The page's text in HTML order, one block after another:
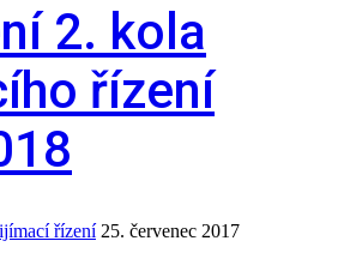
2. kola
řízení
řízení 25. červenec 2017